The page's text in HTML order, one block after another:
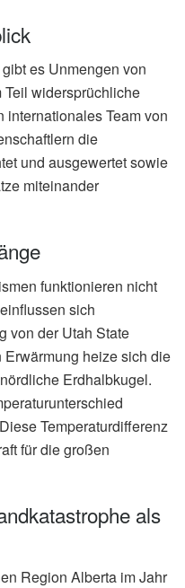
es Unmengen von
widersprüchliche
internationales Team von
die
und ausgewertet sowie
miteinander
funktionieren nicht
sich
von der Utah State
heize sich die
Erdhalbkugel.
Temperaturdifferenz
für die großen
als
Region Alberta im Jahr